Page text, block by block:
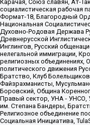
Карачая, Союз славян, Ат-
социалистическая рабочая
Формат-18, Благородный
Национальная
Духовно-Родовая Держава
Древнерусской
Инглингов, Русский
нелегальной иммиграции,
религиозных объединениях,
политического движения
Братство, Клуб
Файзрахманисты,
Боровский, Община
Правый сектор, УНА - УНСО,
им. Степана Бандеры,
Религиозное объединение
Социальная Инициатива,